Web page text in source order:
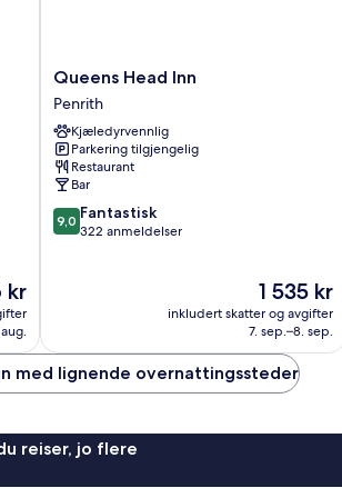
kr
aug.
Queens
Head
Inn
Penrith
Queens Head Inn
Penrith
Kjæledyrvennlig
Parkering tilgjengelig
Restaurant
Bar
9.0
av
9,0 Fantastisk
322 anmeldelser
Prisen
er
1 535 kr
1 535 kr
inkludert skatter og avgifter
7. sep.–8. sep.
med lignende overnattingssteder
reiser, jo flere